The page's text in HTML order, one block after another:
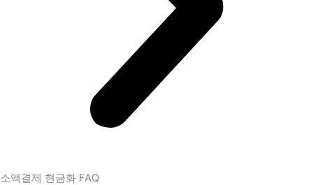
소액결제 현금화 FAQ​